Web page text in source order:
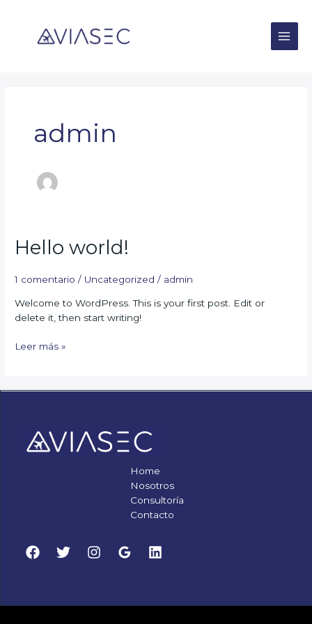
contenido
admin
Hello world!
1 comentario / Uncategorized / admin
Welcome to WordPress. This is your first post. Edit or
delete it, then start writing!
Hello
world!
Leer más »
Home
Nosotros
Consultoría
Contacto